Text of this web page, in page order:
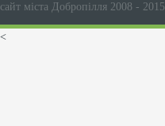
сайт міста Добропілля 2008 - 2015
<